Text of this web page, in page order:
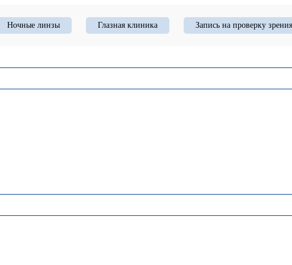
Ночные линзы Глазная клиника Запись на проверку зрения